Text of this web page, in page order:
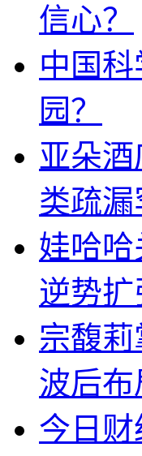
信心？
中国
园？
亚朵
类疏漏
娃哈
逆势扩
宗馥
波后布
今日